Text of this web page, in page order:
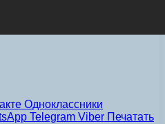
Одноклассники
Telegram Viber Печатать